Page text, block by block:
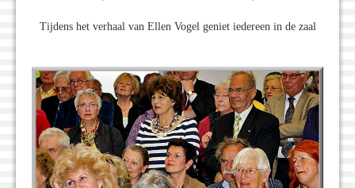
Tijdens het verhaal van Ellen Vogel geniet iedereen in de zaal